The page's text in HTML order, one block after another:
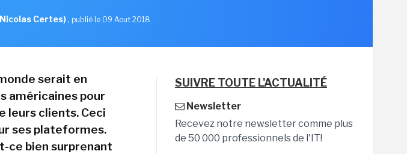
Certes), publié le 09 Aout 2018
serait en
américaines pour
leurs clients. Ceci
ses plateformes.
ce bien surprenant
SUIVRE TOUTE L'ACTUALITÉ
Newsletter
Recevez notre newsletter comme plus
de 50 000 professionnels de l'IT!